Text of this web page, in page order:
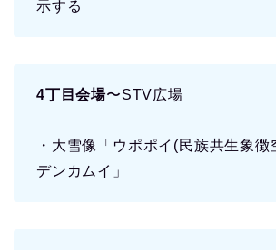
示する
4丁目会場〜STV広場
・大雪像「ウポポイ(民族共生象
デンカムイ」